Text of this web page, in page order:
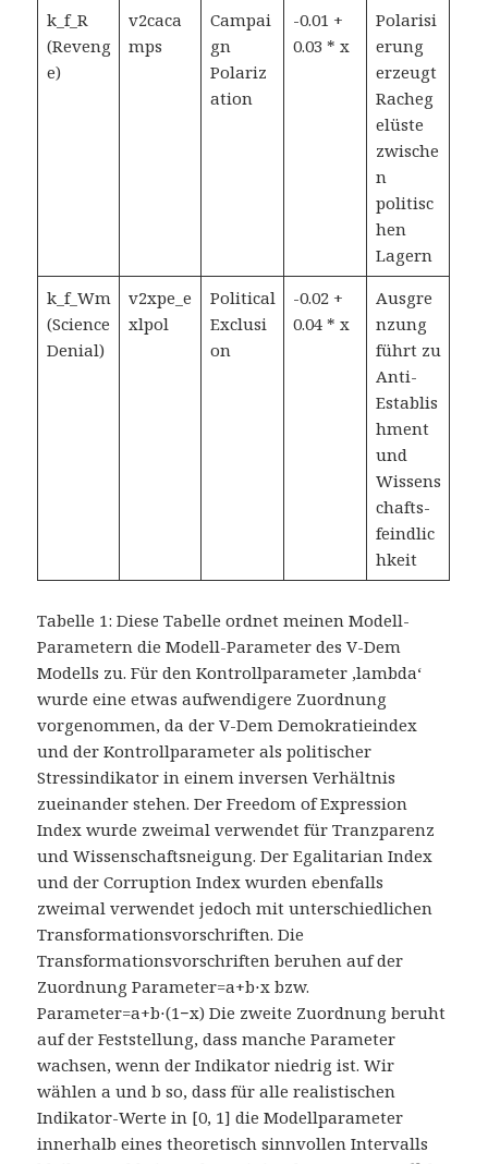
k_f_R
(Reveng
e)
v2caca
mps
Campai
gn
Polariz
ation
-0.01 +
0.03 * x
Polarisi
erung
erzeugt
Racheg
elüste
zwische
n
politisc
hen
Lagern
k_f_Wm
(Science
Denial)
v2xpe_e
xlpol
Political
Exclusi
on
-0.02 +
0.04 * x
Ausgre
nzung
führt zu
Anti-
Establis
hment
und
Wissens
chafts-
feindlic
hkeit
Tabelle 1: Diese Tabelle ordnet meinen Modell-
Parametern die Modell-Parameter des V-Dem
Modells zu. Für den Kontrollparameter ‚lambda‘
wurde eine etwas aufwendigere Zuordnung
vorgenommen, da der V-Dem Demokratieindex
und der Kontrollparameter als politischer
Stressindikator in einem inversen Verhältnis
zueinander stehen. Der Freedom of Expression
Index wurde zweimal verwendet für Tranzparenz
und Wissenschaftsneigung. Der Egalitarian Index
und der Corruption Index wurden ebenfalls
zweimal verwendet jedoch mit unterschiedlichen
Transformationsvorschriften. Die
Transformationsvorschriften beruhen auf der
Zuordnung Parameter=a+b⋅x bzw.
Parameter=a+b⋅(1−x) Die zweite Zuordnung beruht
auf der Feststellung, dass manche Parameter
wachsen, wenn der Indikator niedrig ist. Wir
wählen a und b so, dass für alle realistischen
Indikator-Werte in [0, 1] die Modellparameter
innerhalb eines theoretisch sinnvollen Intervalls